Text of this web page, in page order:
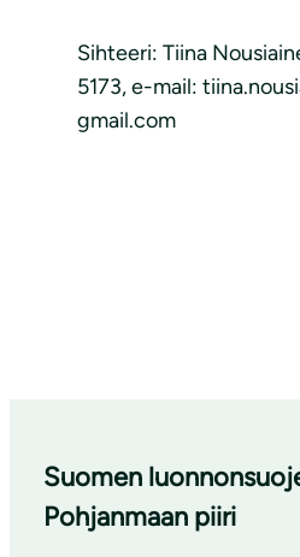
Sihteeri: Tiina
5173, e-mail:
gmail.com
Suomen
Pohjanmaan piiri